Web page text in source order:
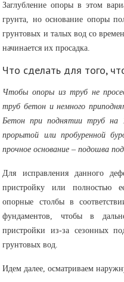
Заглубление опоры в этом
грунта, но основание опоры
грунтовых и талых вод со
начинается их просадка.
Что сделать для того,
Чтобы опоры из труб не
труб бетон и немного
Бетон при поднятии труб на
прорытой или пробуренной
прочное основание – подошва
Для исправления данного
пристройку или полностью
опорные столбы в
фундаментов, чтобы в
пристройки из-за сезонных
грунтовых вод.
Идем далее, осматриваем